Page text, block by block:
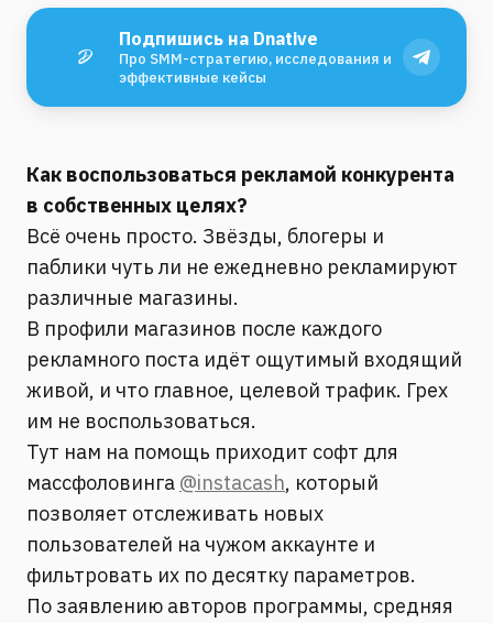
Подпишись на Dnative
Про SMM-стратегию, исследования и
эффективные кейсы
Как воспользоваться рекламой конкурента
в собственных целях?
Всё очень просто. Звёзды, блогеры и
паблики чуть ли не ежедневно рекламируют
различные магазины.
В профили магазинов после каждого
рекламного поста идёт ощутимый входящий
живой, и что главное, целевой трафик. Грех
им не воспользоваться.
Тут нам на помощь приходит софт для
массфоловинга @instacash, который
позволяет отслеживать новых
пользователей на чужом аккаунте и
фильтровать их по десятку параметров.
По заявлению авторов программы, средняя